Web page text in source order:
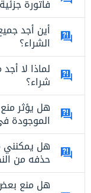
فاتورة
أين أجد
الشراء؟
لماذا لا
شراء؟
هل يؤثر
الموجودة
هل يمكنني
حذفه من
هل منع